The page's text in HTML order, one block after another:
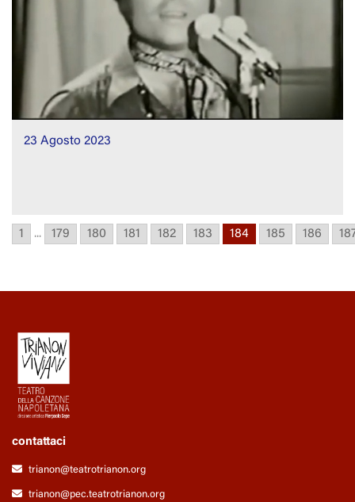
23 Agosto 2023
1 ... 179 180 181 182 183 184 185 186
contattaci
trianon@teatrotrianon.org
trianon@pec.teatrotrianon.org